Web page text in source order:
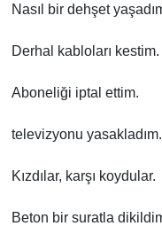
Nasıl bir dehşet
Derhal kabloları kestim.
Aboneliği iptal ettim.
televizyonu yasakladım.
Kızdılar, karşı koydular.
Beton bir suratla